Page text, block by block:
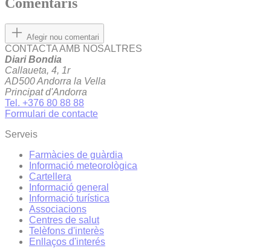
Comentaris
Afegir nou comentari
CONTACTA AMB NOSALTRES
Diari Bondia
Callaueta, 4, 1r
AD500 Andorra la Vella
Principat d'Andorra
Tel. +376 80 88 88
Formulari de contacte
Serveis
Farmàcies de guàrdia
Informació meteorològica
Cartellera
Informació general
Informació turística
Associacions
Centres de salut
Telèfons d'interès
Enllaços d'interés